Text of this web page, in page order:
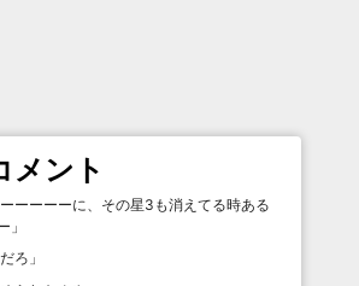
メント
ーーーーに、その星3も消えてる時ある
」
ろ 」